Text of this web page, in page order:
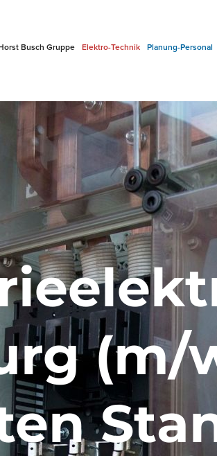
Horst Busch Gruppe Elektro-Technik Planung-Personal
(m/